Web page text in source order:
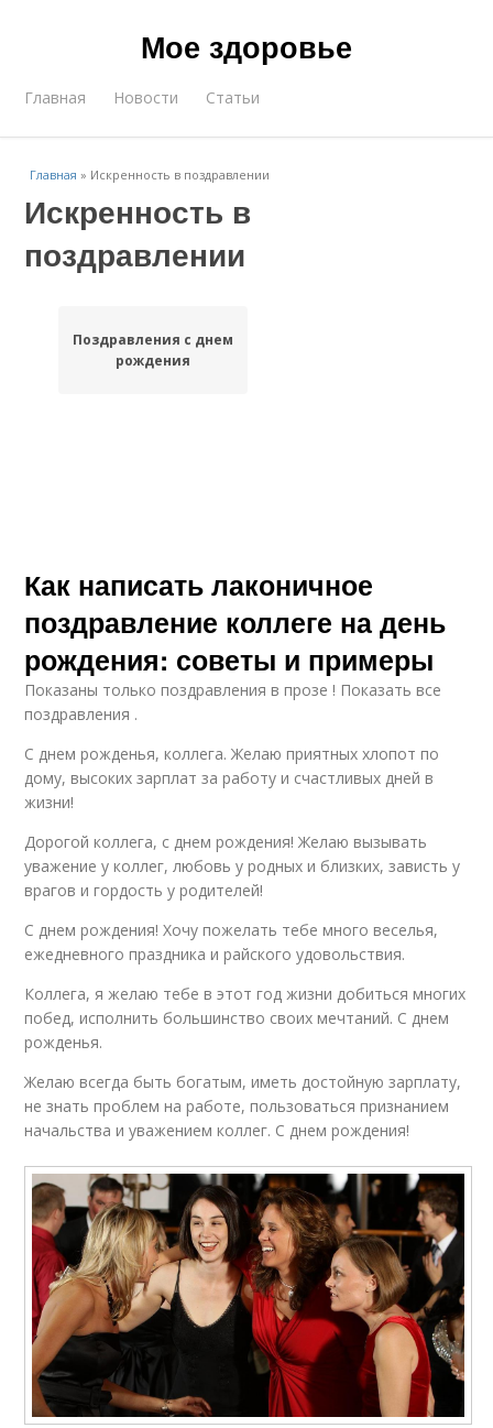
Мое здоровье
Главная Новости Статьи
Главная » Искренность в поздравлении
Искренность в
поздравлении
Поздравления с днем
рождения
Как написать лаконичное
поздравление коллеге на день
рождения: советы и примеры
Показаны только поздравления в прозе ! Показать все
поздравления .
С днем рожденья, коллега. Желаю приятных хлопот по
дому, высоких зарплат за работу и счастливых дней в
жизни!
Дорогой коллега, с днем рождения! Желаю вызывать
уважение у коллег, любовь у родных и близких, зависть у
врагов и гордость у родителей!
С днем рождения! Хочу пожелать тебе много веселья,
ежедневного праздника и райского удовольствия.
Коллега, я желаю тебе в этот год жизни добиться многих
побед, исполнить большинство своих мечтаний. С днем
рожденья.
Желаю всегда быть богатым, иметь достойную зарплату,
не знать проблем на работе, пользоваться признанием
начальства и уважением коллег. С днем рождения!